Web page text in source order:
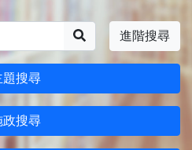
進階搜尋
題搜尋
政搜尋